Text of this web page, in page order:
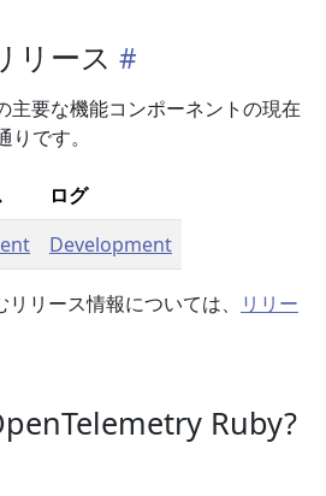
リース
要な機能コンポーネントの現在
です。
ログ
Development
リリース情報については、
リリー
Ruby?